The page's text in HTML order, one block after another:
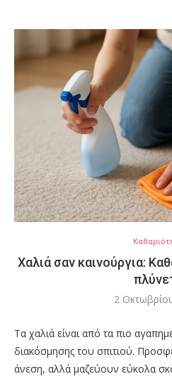
Χαλιά σαν καινούργια:
2
Τα χαλιά είναι από τα πιο
διακόσμησης του σπιτιού.
άνεση, αλλά μαζεύουν εύκολα